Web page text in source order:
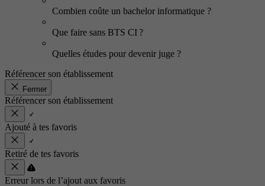
Combien coûte un bachelor informatique ?
Que faire sans BTS CI ?
Quelles études pour devenir juge ?
Référencer son établissement
Fermer
Référencer son établissement
Ajouté à tes favoris
Retiré de tes favoris
Erreur lors de l’ajout aux favoris